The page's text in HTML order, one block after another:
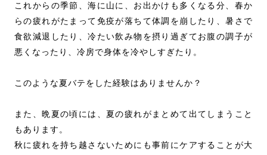
これからの季節、海に山に、お出かけも多くなる分、春か
らの疲れがたまって免疫が落ちて体調を崩したり、暑さで
食欲減退したり、冷たい飲み物を摂り過ぎてお腹の調子が
悪くなったり、冷房で身体を冷やしすぎたり。
このような夏バテをした経験はありませんか？
また、晩夏の頃には、夏の疲れがまとめて出てしまうこと
もあります。
秋に疲れを持ち越さないためにも事前にケアすることが大